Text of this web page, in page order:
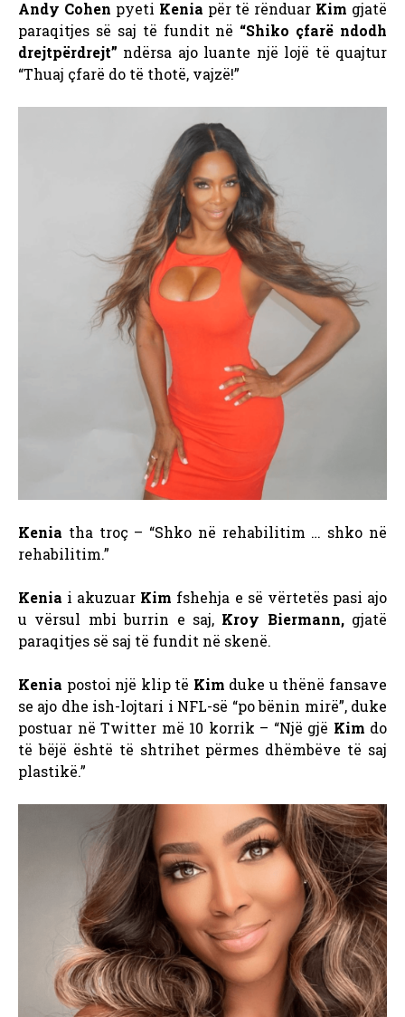
Andy Cohen pyeti Kenia për të rënduar Kim gjatë
paraqitjes së saj të fundit në “Shiko çfarë ndodh
drejtpërdrejt” ndërsa ajo luante një lojë të quajtur
“Thuaj çfarë do të thotë, vajzë!”
Kenia tha troç – “Shko në rehabilitim … shko në
rehabilitim.”
Kenia i akuzuar Kim fshehja e së vërtetës pasi ajo
u vërsul mbi burrin e saj,Kroy Biermann,gjatë
paraqitjes së saj të fundit në skenë.
Kenia postoi një klip të Kim duke u thënë fansave
se ajo dhe ish-lojtari i NFL-së “po bënin mirë”, duke
postuar në Twitter më 10 korrik – “Një gjë Kim do
të bëjë është të shtrihet përmes dhëmbëve të saj
plastikë.”